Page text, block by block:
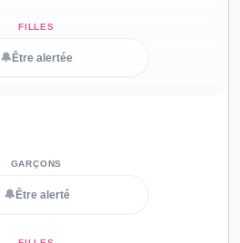
🔔 Être alertée
🔔 Être alerté